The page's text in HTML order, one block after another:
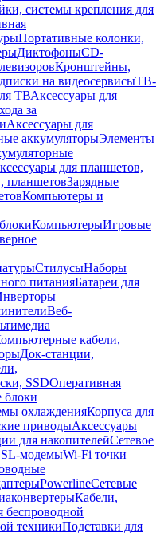
системы крепления для
Портативные колонки,
ДиктофоныCD-
Кронштейны,
на видеосервисыТВ-
ТВАксессуары для
за
Аксессуары для
аккумуляторыЭлементы
для планшетов,
планшетовЗарядные
Компьютеры и
КомпьютерыИгровые
СтилусыНаборы
питанияБатареи для
Веб-
кабели,
Док-станции,
SSDОперативная
охлажденияКорпуса для
приводыАксессуары
для накопителейСетевое
модемыWi-Fi точки
PowerlineСетевые
Кабели,
беспроводной
техникиПодставки для